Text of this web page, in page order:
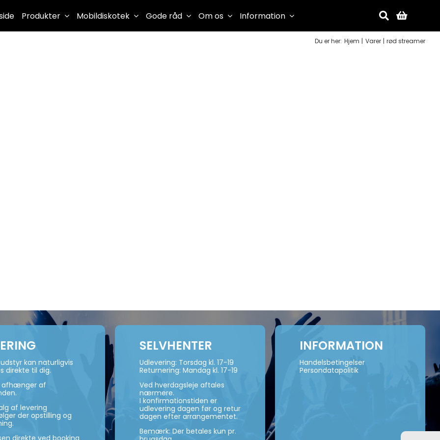
Produkter Mobildiskotek Gode råd Om os Information
Du er her: Hjem Varer rød streamer
kan naturligvis
direkte til dig.
afhænger af
af levering
der opstilling og
SELVHENTER
Udlevering: Torsdag kl. 17-19
Returnering: Mandag kl. 17-19
Ved hverdagsleje aftales
nærmere.
I konfirmationstiden er
udlevering dagen før og retur
dagen efter arrangementet.
Bemærk: Der betales kun pr.
INFORMATION
Handelsbetingelser
Persondatapolitik